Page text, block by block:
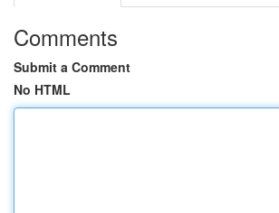
Comments
Submit a Comment
No HTML